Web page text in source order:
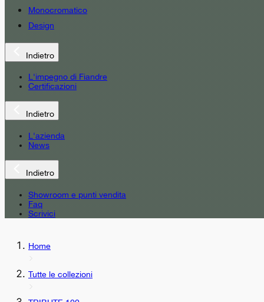
Monocromatico
Design
Indietro
L'impegno di Fiandre
Certificazioni
Indietro
L'azienda
News
Indietro
Showroom e punti vendita
Faq
Scrivici
Home
Tutte le collezioni